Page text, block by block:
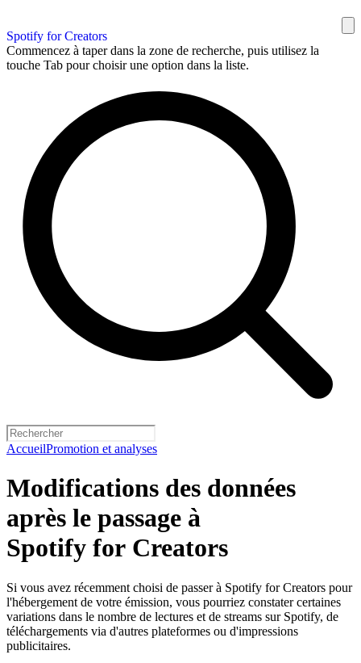
Spotify for Creators
Commencez à taper dans la zone de recherche, puis utilisez la
touche Tab pour choisir une option dans la liste.
AccueilPromotion et analyses
Modifications des données
après le passage à
Spotify for Creators
Si vous avez récemment choisi de passer à Spotify for Creators pour
l'hébergement de votre émission, vous pourriez constater certaines
variations dans le nombre de lectures et de streams sur Spotify, de
téléchargements via d'autres plateformes ou d'impressions
publicitaires.